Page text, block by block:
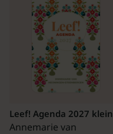
Leef! Agenda 2027 klein
Annemarie van